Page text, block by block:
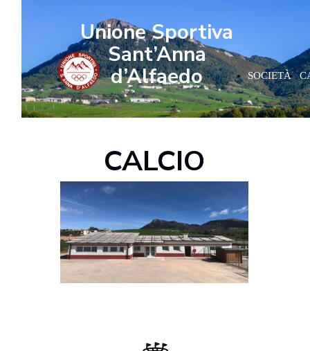
Unione Sportiva
Sant’Anna
d’Alfaedo
SOCIETÀ
CALCIO